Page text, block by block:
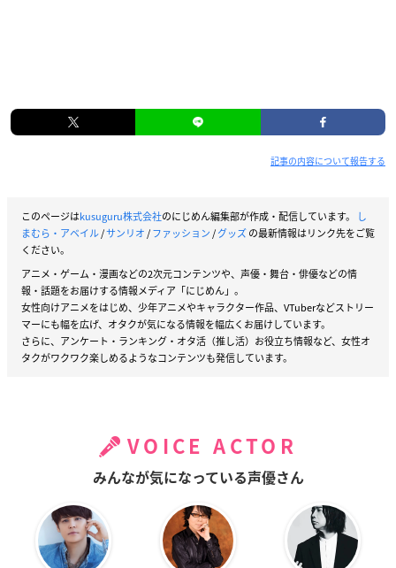
記事の内容について報告する
このページはkusuguru株式会社のにじめん編集部が作成・配信しています。
し
まむら・アベイル/サンリオ/ファッション/グッズの最新情報はリンク先をご覧
ください。
アニメ・ゲーム・漫画などの2次元コンテンツや、声優・舞台・俳優などの情
報・話題をお届けする情報メディア「にじめん」。
女性向けアニメをはじめ、少年アニメやキャラクター作品、VTuberなどストリー
マーにも幅を広げ、オタクが気になる情報を幅広くお届けしています。
さらに、アンケート・ランキング・オタ活（推し活）お役立ち情報など、女性オ
タクがワクワク楽しめるようなコンテンツも発信しています。
VOICE ACTOR
みんなが気になっている声優さん